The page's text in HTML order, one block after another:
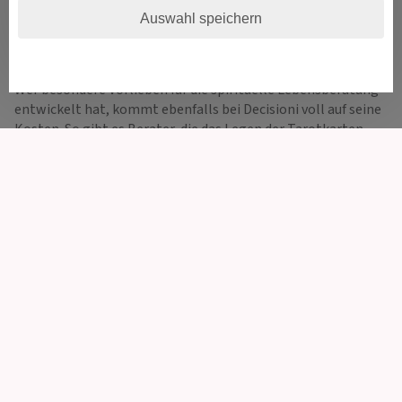
Gaben voll schöpfen. Komplizierte Lebenssituationen
Wer besondere Vorlieben für die spirituelle Lebensberatung
entwickelt hat, kommt ebenfalls bei Decisioni voll auf seine
Kosten. So gibt es Berater, die das Legen der Tarotkarten
Auswahl speichern